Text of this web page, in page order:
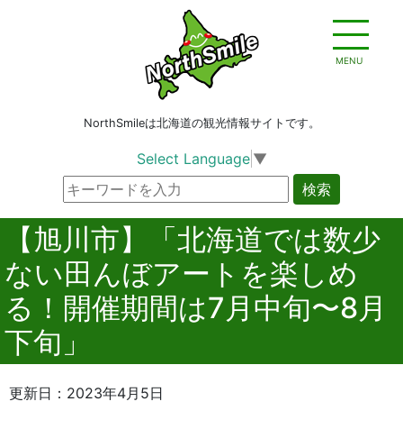
MENU
NorthSmileは北海道の観光情報サイトです。
Select Language ▼
検索
【旭川市】「北海道では数少
ない田んぼアートを楽しめ
る！開催期間は7月中旬〜8月
下旬」
更新日：2023年4月5日